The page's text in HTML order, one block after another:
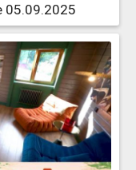
05.09.2025